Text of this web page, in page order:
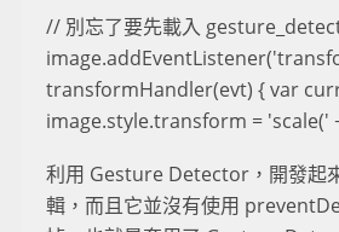
// 別忘了要先載入
transformHandler(evt) { var
image.style.transform = 'scale('
利用 Gesture Detector，開發起
輯，而且它並沒有使用